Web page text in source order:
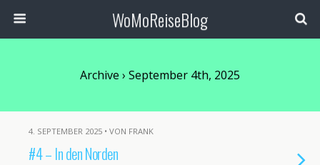
WoMoReiseBlog
Archive › September 4th, 2025
4. SEPTEMBER 2025 • VON FRANK
#4 – In den Norden